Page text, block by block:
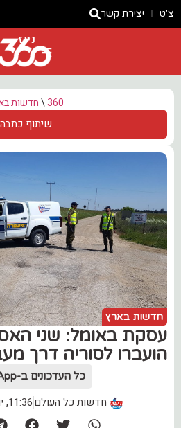
צ'ט יצירת קשר
ניוז
360
\חדשות
שיתוף כתבה
חדשות בארץ
עסקת באומל: שני
הועברו לסוריה דרך
כל העדכונים ב-WhatsApp
חדשות כל העולם11:36, יום ראשון (28.04)